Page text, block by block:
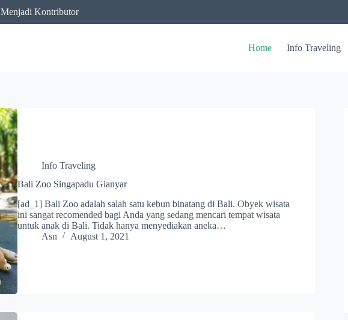
Menjadi Kontributor
Home Info Traveling
Info Traveling
Bali Zoo Singapadu Gianyar
[ad_1] Bali Zoo adalah salah satu kebun binatang di Bali. Obyek wisata
ini sangat recomended bagi Anda yang sedang mencari tempat wisata
untuk anak di Bali. Tidak hanya menyediakan aneka…
Asn
August 1, 2021